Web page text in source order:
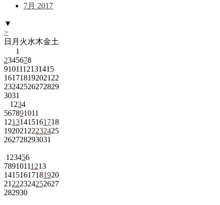
7月 2017
▼
>
日 月 火水木金土
1
2345678
9101112131415
161718192021 22
23242526272829
3031
1 234
567891011
12131415161718
192021 22232425
262728293031
1 23456
78910111213
14151617181920
21 222324252627
282930